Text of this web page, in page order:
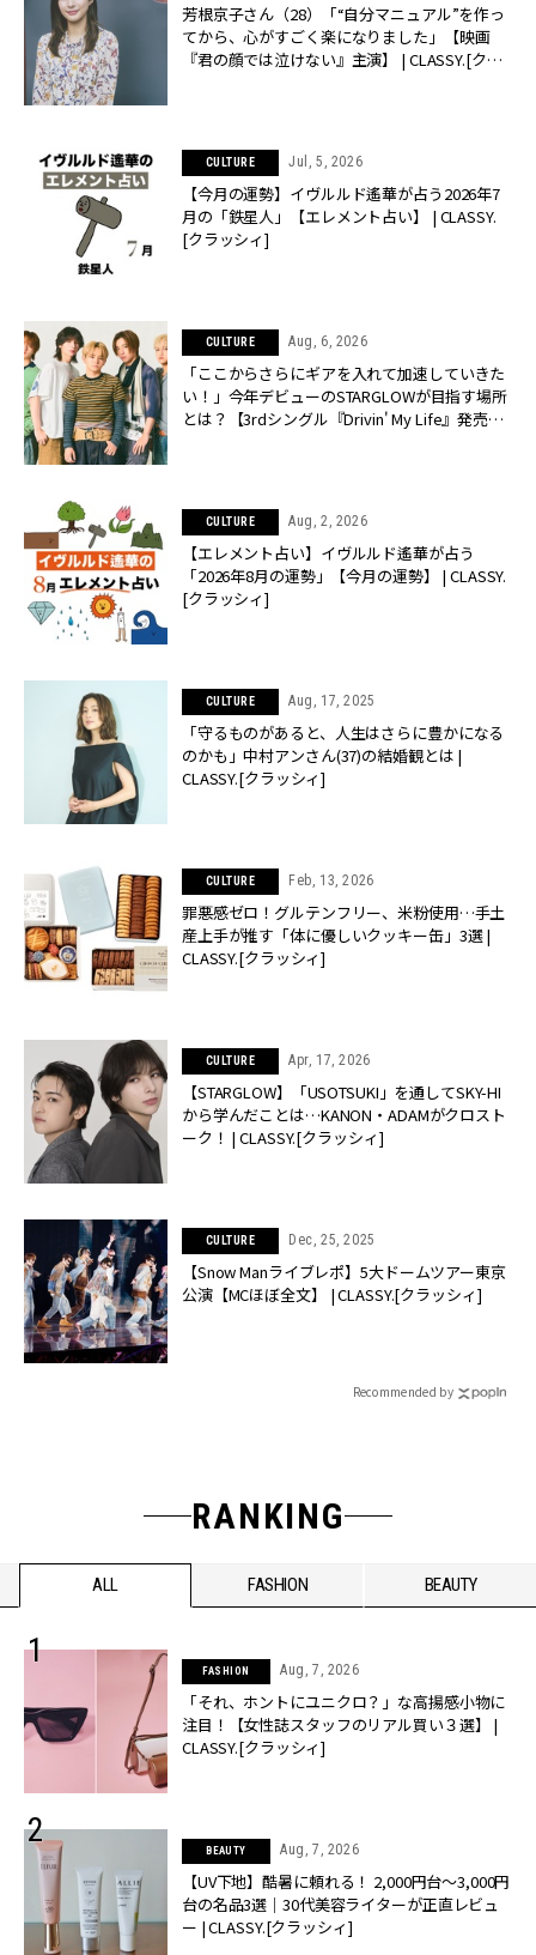
芳根京子さん（28）「“自分マニュアル”を作っ
てから、心がすごく楽になりました」【映画
『君の顔では泣けない』主演】 | CLASSY.[クラ
CULTURE Jul, 5, 2026
【今月の運勢】イヴルルド遙華が占う2026年7
月の「鉄星人」【エレメント占い】 | CLASSY.
[クラッシィ]
CULTURE Aug, 6, 2026
「ここからさらにギアを入れて加速していきた
い！」今年デビューのSTARGLOWが目指す場所
とは？【3rdシングル『Drivin' My Life』発売】 |
CULTURE Aug, 2, 2026
【エレメント占い】イヴルルド遙華が占う
「2026年8月の運勢」【今月の運勢】 | CLASSY.
[クラッシィ]
CULTURE Aug, 17, 2025
「守るものがあると、人生はさらに豊かになる
のかも」中村アンさん(37)の結婚観とは |
CLASSY.[クラッシィ]
CULTURE Feb, 13, 2026
罪悪感ゼロ！グルテンフリー、米粉使用…手土
産上手が推す「体に優しいクッキー缶」3選 |
CLASSY.[クラッシィ]
CULTURE Apr, 17, 2026
【STARGLOW】「USOTSUKI」を通してSKY-HI
から学んだことは…KANON・ADAMがクロスト
ーク！ | CLASSY.[クラッシィ]
CULTURE Dec, 25, 2025
【Snow Manライブレポ】5大ドームツアー東京
公演【MCほぼ全文】 | CLASSY.[クラッシィ]
Recommended by
RANKING
ALL FASHION BEAUTY
FASHION Aug, 7, 2026
「それ、ホントにユニクロ？」な高揚感小物に
注目！【女性誌スタッフのリアル買い３選】 |
CLASSY.[クラッシィ]
BEAUTY Aug, 7, 2026
【UV下地】酷暑に頼れる！ 2,000円台〜3,000円
台の名品3選｜30代美容ライターが正直レビュ
ー | CLASSY.[クラッシィ]